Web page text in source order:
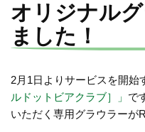
オリジナル
ました！
2月1日よりサービスを開始
ルドットビアクラブ］」 で
いただく専用グラウラーが